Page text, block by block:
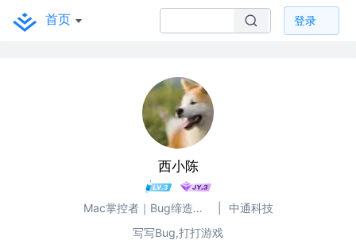
首页 登录
西小陈
Mac掌控者｜Bug缔造和毁灭者
中通科技
写写Bug,打打游戏